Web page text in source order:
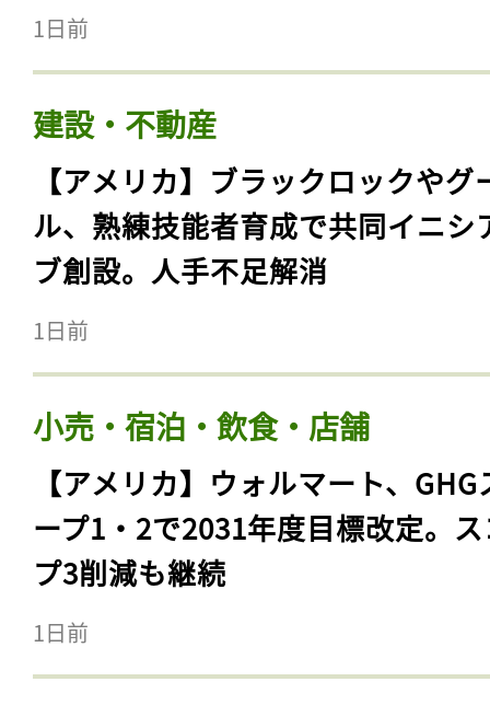
1日前
建設・不動産
【アメリカ】ブラックロックやグ
ル、熟練技能者育成で共同イニシ
ブ創設。人手不足解消
1日前
小売・宿泊・飲食・店舗
【アメリカ】ウォルマート、GHG
ープ1・2で2031年度目標改定。
プ3削減も継続
1日前